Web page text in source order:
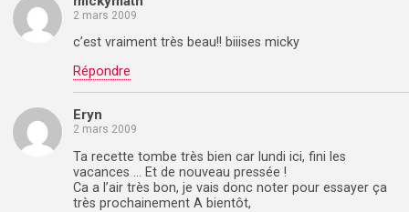
2 mars 2009
c’est vraiment très beau!! biiises micky
Répondre
Eryn
2 mars 2009
Ta recette tombe très bien car lundi ici, fini les
vacances … Et de nouveau pressée !
Ca a l’air très bon, je vais donc noter pour essayer ça
très prochainement A bientôt,